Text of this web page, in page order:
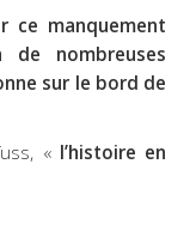
ce manquement
nombreuses
sur le bord de
« l’histoire en